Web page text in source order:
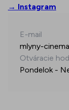
→ Instagram
E-mail
mlyny-
Otváracie
Pondelok -